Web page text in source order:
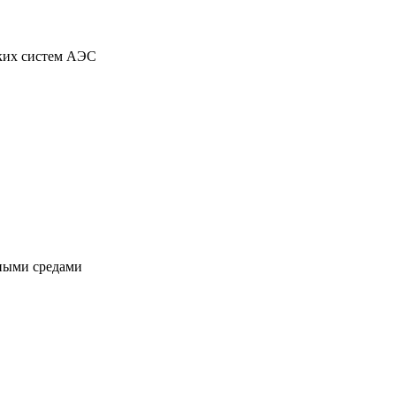
систем АЭС
средами